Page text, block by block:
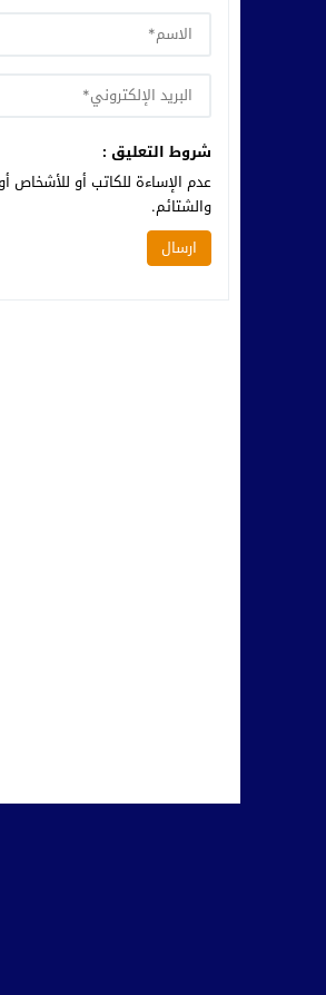
شروط التعليق :
عدم الإساءة للكاتب أو للأشخاص
والشتائم.